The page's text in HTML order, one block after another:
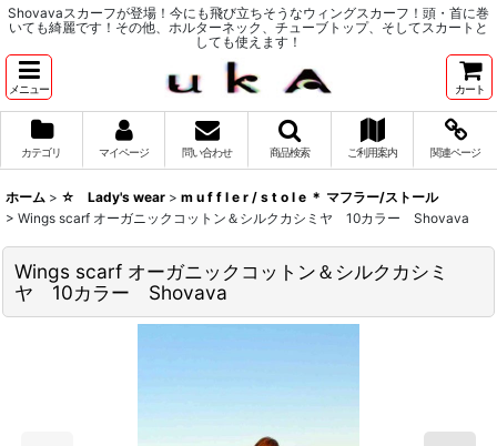
Shovavaスカーフが登場！今にも飛び立ちそうなウィングスカーフ！頭・首に巻
いても綺麗です！その他、ホルターネック、チューブトップ、そしてスカートと
しても使えます！
メニュー カート
カテゴリ マイページ 問い合わせ 商品検索 ご利用案内 関連ページ
ホーム > ☆ Lady's wear > m u f f l e r / s t o l e ＊ マフラー/ストール
> Wings scarf オーガニックコットン＆シルクカシミヤ 10カラー Shovava
Wings scarf オーガニックコットン＆シルクカシミ
ヤ 10カラー Shovava